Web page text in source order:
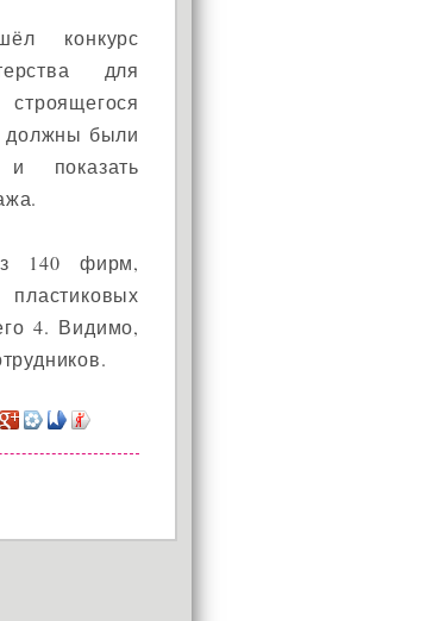
АКЦИЯ!
окно и получи
подарочный
на сумму
конкурс
для
должны были
показать
140 фирм,
4. Видимо,